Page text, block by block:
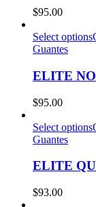
$95.00
Select options
Guantes
ELITE
$95.00
Select options
Guantes
ELITE
$93.00